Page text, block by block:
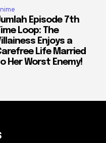
Episode 7th
Loop: The
Enjoys a
Life Married
Her Worst Enemy!